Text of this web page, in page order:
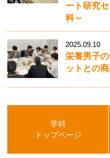
ート研究
科～
2025.09.10
栄養男子
ットとの
学科
トップページ